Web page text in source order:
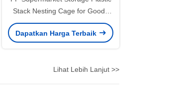
Stack Nesting Cage for Goods
Solid Box Warehouse Storage
46L
Dapatkan Harga Terbaik
Lihat Lebih Lanjut >>